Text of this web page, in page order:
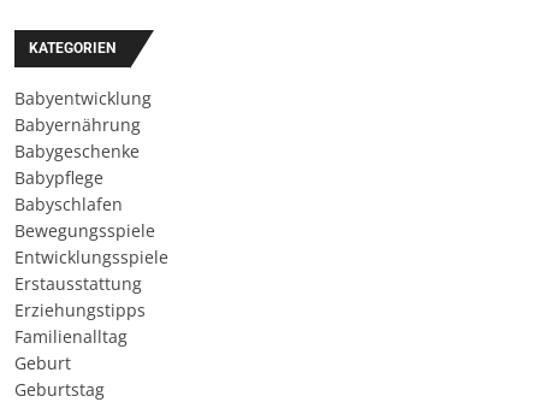
KATEGORIEN
Babyentwicklung
Babyernährung
Babygeschenke
Babypflege
Babyschlafen
Bewegungsspiele
Entwicklungsspiele
Erstausstattung
Erziehungstipps
Familienalltag
Geburt
Geburtstag